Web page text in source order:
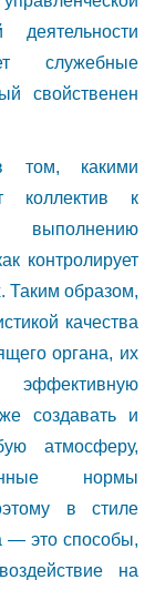
служебные
свойственен
том, какими
коллектив к
выполнению
контролирует
Таким образом,
качества
органа, их
создавать и
атмосферу,
нормы
в стиле
— это способы,
на